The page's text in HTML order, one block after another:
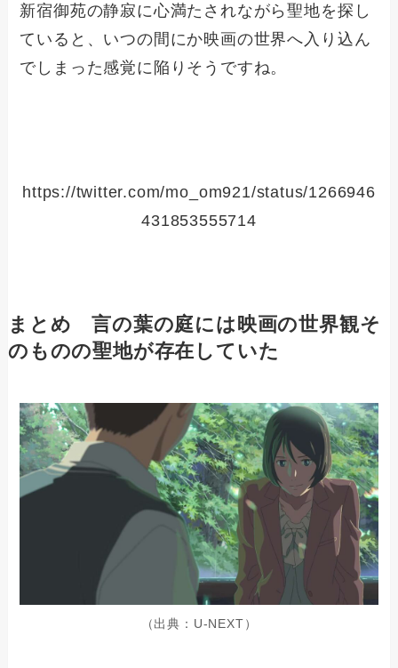
新宿御苑の静寂に心満たされながら聖地を探し
ていると、いつの間にか映画の世界へ入り込ん
でしまった感覚に陥りそうですね。
https://twitter.com/mo_om921/status/1266946
431853555714
まとめ 言の葉の庭には映画の世界観そ
のものの聖地が存在していた
（出典：U-NEXT）